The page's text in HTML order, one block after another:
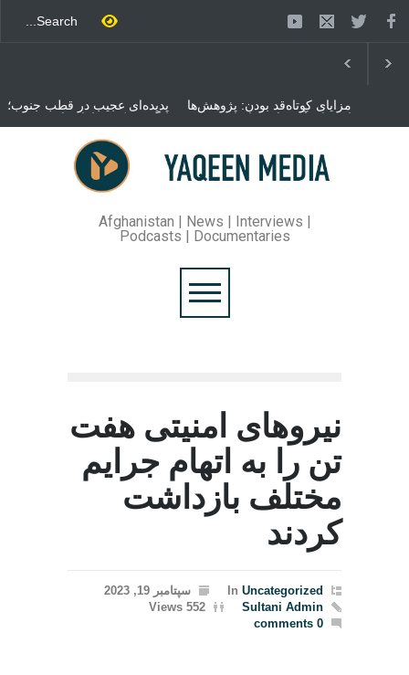
پدیده‌ای عجیب در قطب جنوب؛
پنگوئنی که هزاران بار در روز
می‌خوابد
مزایای کوتاه‌قد بودن: پژوهش‌ها
از فواید آن برای سلامتی
می‌گویند
محمدباقر قالیباف، رئیس
مجلس ایران، با انتقاد تند از
سیاست‌های دونالد ترمپ اعلام
کرد که واشنگتن تلاش دارد با
روند گفتگوها را از مسیر
مذاکره به سمت تسلیم سوق
دهد.
Afghanistan | News | Interviews |
Podcasts | Documentaries
نیروهای امنیتی هفت
تن را به اتهام جرایم
مختلف بازداشت
کردند
In Uncategorized
سپتامبر 19, 2023
Sultani Admin
552 Views
0 comments